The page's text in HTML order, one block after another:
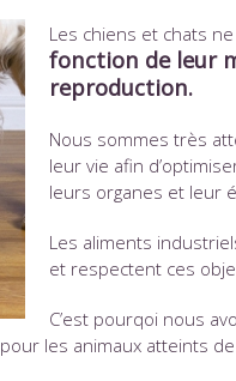
Les chiens et chats
fonction de leur
reproduction.
Nous sommes très
leur vie afin
leurs organes et leur
Les aliments
et respectent ces
C’est pourqoi nous
les animaux atteints